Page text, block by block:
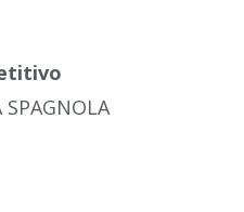
SPAGNOLA